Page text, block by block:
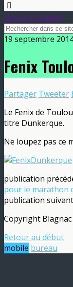
Blagnac SC Handball
19 septembre
Fenix
Partager Tweeter
Le Fenix de
titre Dunkerque.
Ne loupez pas ce
publication
pour le marathon
publication
Copyright Blagnac
Retour au début
mobile bureau